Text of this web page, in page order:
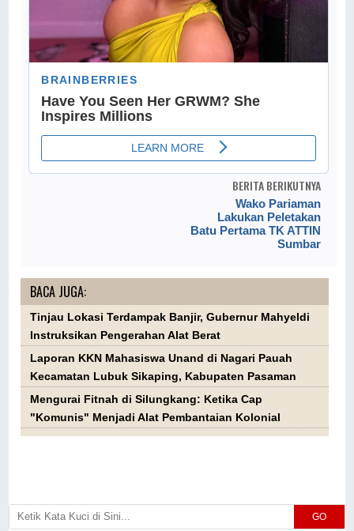
BERITA BERIKUTNYA
Wako Pariaman
Lakukan Peletakan
Batu Pertama TK ATTIN
Sumbar
BACA JUGA:
Tinjau Lokasi Terdampak Banjir, Gubernur Mahyeldi
Instruksikan Pengerahan Alat Berat
Laporan KKN Mahasiswa Unand di Nagari Pauah
Kecamatan Lubuk Sikaping, Kabupaten Pasaman
Mengurai Fitnah di Silungkang: Ketika Cap
"Komunis" Menjadi Alat Pembantaian Kolonial
GO